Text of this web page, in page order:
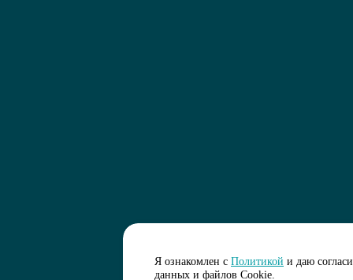
Я ознакомлен с Политикой и даю
данных и файлов Cookie.